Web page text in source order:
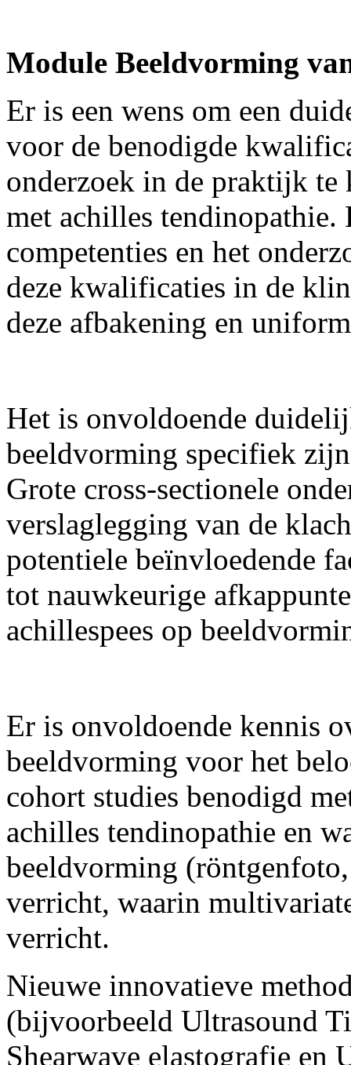
Module Beeldvorming
Er is een wens om een
voor de benodigde
onderzoek in de praktijk te
met achilles tendinopathie.
competenties en het
deze kwalificaties in de
deze afbakening en
Het is onvoldoende
beeldvorming specifiek
Grote cross-sectionele
verslaglegging van de
potentiele beïnvloedende
tot nauwkeurige
achillespees op
Er is onvoldoende kennis
beeldvorming voor het
cohort studies benodigd
achilles tendinopathie en
beeldvorming
verricht, waarin
verricht.
Nieuwe innovatieve
(bijvoorbeeld Ultrasound
Shearwave elastografie